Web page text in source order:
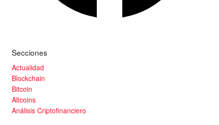
Secciones
Actualidad
Blockchain
Bitcoin
Altcoins
Análisis Criptofinanciero